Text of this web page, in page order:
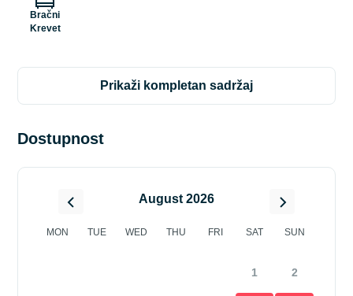
Bračni
Krevet
prikaži kompletan sadržaj
Dostupnost
August 2026
MON TUE WED THU FRI SAT SUN
1 2